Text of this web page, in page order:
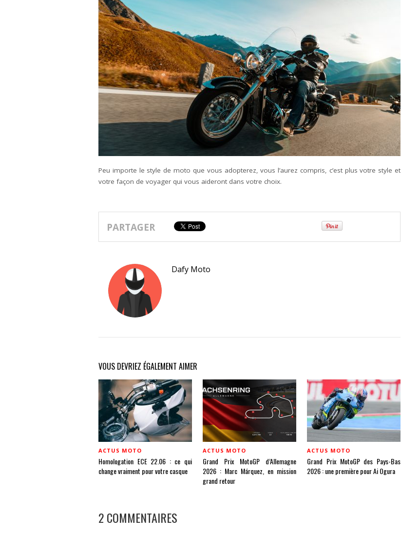
Peu importe le style de moto que vous adopterez, vous l’aurez compris, c’est plus votre style et
votre façon de voyager qui vous aideront dans votre choix.
PARTAGER
Dafy Moto
VOUS DEVRIEZ ÉGALEMENT AIMER
ACTUS MOTO
Homologation ECE 22.06 : ce qui
change vraiment pour votre casque
ACTUS MOTO
Grand Prix MotoGP d’Allemagne
2026 : Marc Márquez, en mission
grand retour
ACTUS MOTO
Grand Prix MotoGP des Pays-Bas
2026 : une première pour Ai Ogura
2 COMMENTAIRES